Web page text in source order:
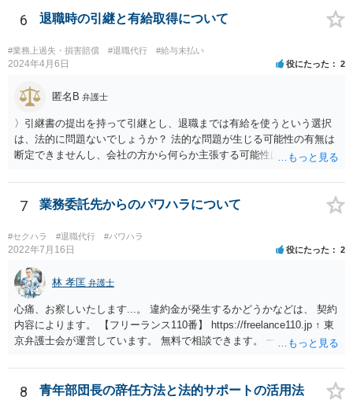
6 退職時の引継と有給取得について
#業務上過失・損害賠償 #退職代行 #給与未払い
2024年4月6日 役にたった 2
匿名B 弁護士
〉引継書の提出を持って引継とし、退職までは有給を使うという選択
は、法的に問題ないでしょうか？ 法的な問題が生じる可能性の有無は
断定できませんし、会社の方から何らか主張する可能性はあります。
ん。 それよりも、書いておられる事情がある場合は、いつ、どのよう
な方法で、退職の意思及び退職日まで全日有給休暇を使用することを
代行の利用などもご検討なさってください。
7 業務委託先からのパワハラについて
#セクハラ #退職代行 #パワハラ
2022年7月16日 役にたった 2
林 孝匡 弁護士
心痛、お察しいたします...。 違約金が発生するかどうかなどは、 契約
内容によります。 【フリーランス110番】 https://freelance110.jp ↑ 東
京弁護士会が運営しています。 無料で相談できます。 一度、ご相談す
「パワハラしてたよね」という材料で 減額交渉も可能かもしれませ
ん。
8 青年部団長の辞任方法と法的サポートの活用法